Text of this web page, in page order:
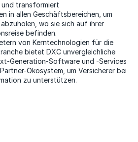
transformiert
in allen Geschäftsbereichen, um
wo sie sich auf ihrer
befinden.
von Kerntechnologien für die
bietet DXC unvergleichliche
Generation-Software und -Services
Ökosystem, um Versicherer bei
zu unterstützen.